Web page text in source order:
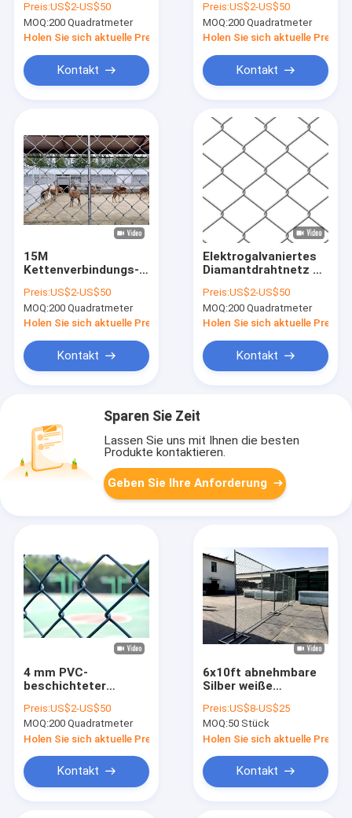
Chain Link
Sicherheitszaun
Preis:US$2-US$50
MOQ:200 Quadratmeter
Holen Sie sich aktuelle Preis
Kontakt
Galvanisierter
Diamant
Sicherheitszaun
Preis:US$2-US$50
MOQ:200 Quadratmeter
Holen Sie sich aktuelle Preis
Kontakt
15M
Kettenverbindungs-
Dip Galvanized
Diamant Roll
Preis:US$2-US$50
MOQ:200 Quadratmeter
Holen Sie sich aktuelle Preis
Kontakt
Elektrogalvaniertes
Diamantdrahtnetz 2
Kettenverbindung
Farm Zaun
Preis:US$2-US$50
MOQ:200 Quadratmeter
Holen Sie sich aktuelle Preis
Kontakt
Sparen Sie Zeit
Lassen Sie uns mit Ihnen die besten
Produkte kontaktieren.
Geben Sie Ihre Anforderung
4 mm PVC-
beschichteter
Gewebter
Diamantkettenverbindungszaun
Preis:US$2-US$50
MOQ:200 Quadratmeter
Holen Sie sich aktuelle Preis
Kontakt
6x10ft abnehmbare
Silber weiße
temporärer Zaun
Preis:US$8-US$25
MOQ:50 Stück
Holen Sie sich aktuelle Preis
Kontakt